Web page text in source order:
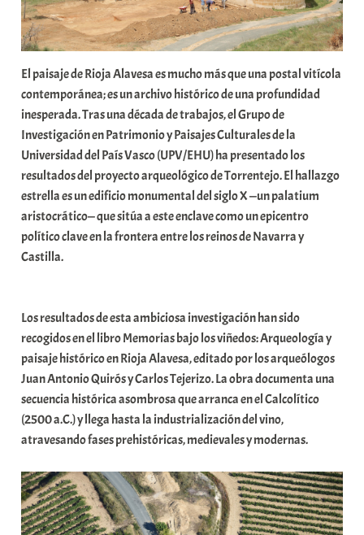
o
x
a
K
o
m
u
n
i
t
t
El paisaje de Rioja Alavesa es mucho más que una postal vitícola
contemporánea; es un archivo histórico de una profundidad
inesperada. Tras una década de trabajos, el Grupo de
Investigación en Patrimonio y Paisajes Culturales de la
Universidad del País Vasco (UPV/EHU) ha presentado los
resultados del proyecto arqueológico de Torrentejo. El hallazgo
estrella es un edificio monumental del siglo X —un palatium
aristocrático— que sitúa a este enclave como un epicentro
político clave en la frontera entre los reinos de Navarra y
Castilla.
Los resultados de esta ambiciosa investigación han sido
recogidos en el libro Memorias bajo los viñedos: Arqueología y
paisaje histórico en Rioja Alavesa, editado por los arqueólogos
Juan Antonio Quirós y Carlos Tejerizo. La obra documenta una
secuencia histórica asombrosa que arranca en el Calcolítico
(2500 a.C.) y llega hasta la industrialización del vino,
atravesando fases prehistóricas, medievales y modernas.